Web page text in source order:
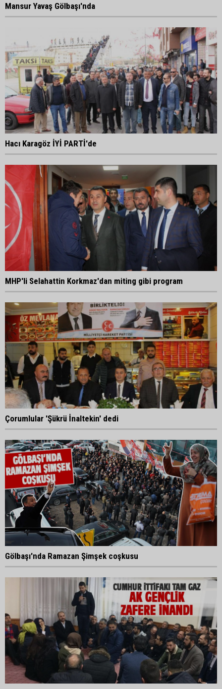
Mansur Yavaş Gölbaşı'nda
Hacı Karagöz İYİ PARTİ'de
MHP'li Selahattin Korkmaz'dan miting gibi program
Çorumlular 'Şükrü İnaltekin' dedi
Gölbaşı'nda Ramazan Şimşek coşkusu